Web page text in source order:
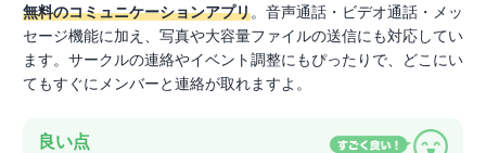
無料のコミュニケーションアプリ。音声通話・ビデオ通話・メッ
セージ機能に加え、写真や大容量ファイルの送信にも対応してい
ます。サークルの連絡やイベント調整にもぴったりで、どこにい
てもすぐにメンバーと連絡が取れますよ。
良い点